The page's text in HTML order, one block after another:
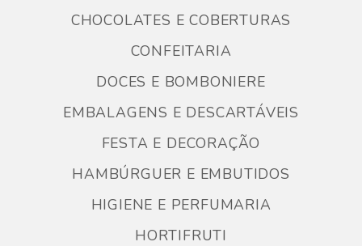
CHOCOLATES E COBERTURAS
CONFEITARIA
DOCES E BOMBONIERE
EMBALAGENS E DESCARTÁVEIS
FESTA E DECORAÇÃO
HAMBÚRGUER E EMBUTIDOS
HIGIENE E PERFUMARIA
HORTIFRUTI